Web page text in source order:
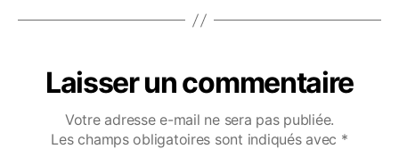
Laisser un commentaire
Votre adresse e-mail ne sera pas publiée.
Les champs obligatoires sont indiqués avec *